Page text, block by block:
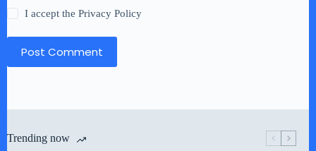
I accept thePrivacy Policy
Post Comment
Trending now